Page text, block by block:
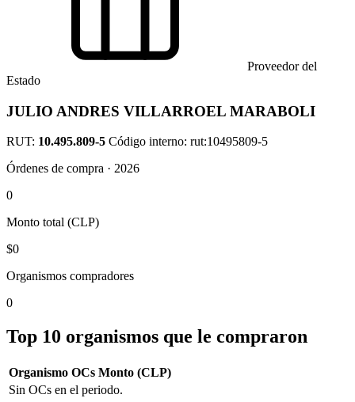
Proveedor del
Estado
JULIO ANDRES VILLARROEL MARABOLI
RUT: 10.495.809-5 Código interno: rut:10495809-5
Órdenes de compra · 2026
0
Monto total (CLP)
$0
Organismos compradores
0
Top 10 organismos que le compraron
Organismo OCs Monto (CLP)
Sin OCs en el periodo.